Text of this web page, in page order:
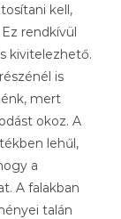
kell,
rendkívül
kivitelezhető.
is
mert
okoz. A
lehűl,
a
A falakban
talán